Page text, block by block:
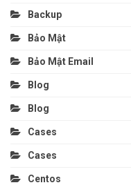
Backup
Bảo Mật
Bảo Mật Email
Blog
Blog
Cases
Cases
Centos